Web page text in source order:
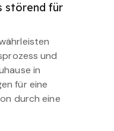
störend für
und
in
für eine
durch eine